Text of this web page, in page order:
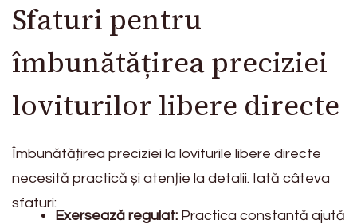
Sfaturi pentru
îmbunătățirea preciziei
loviturilor libere directe
Îmbunătățirea preciziei la loviturile libere directe
necesită practică și atenție la detalii. Iată câteva
sfaturi:
Exersează regulat: Practica constantă ajută